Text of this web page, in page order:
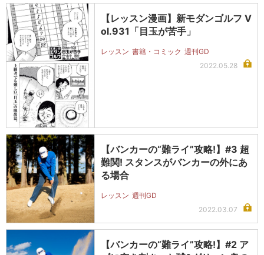
【レッスン漫画】新モダンゴルフ V
ol.931「目玉が苦手」
レッスン 書籍・コミック 週刊GD
2022.05.28
【バンカーの“難ライ”攻略!】#3 超
難関! スタンスがバンカーの外にあ
る場合
レッスン 週刊GD
2022.03.07
【バンカーの“難ライ”攻略!】#2 ア